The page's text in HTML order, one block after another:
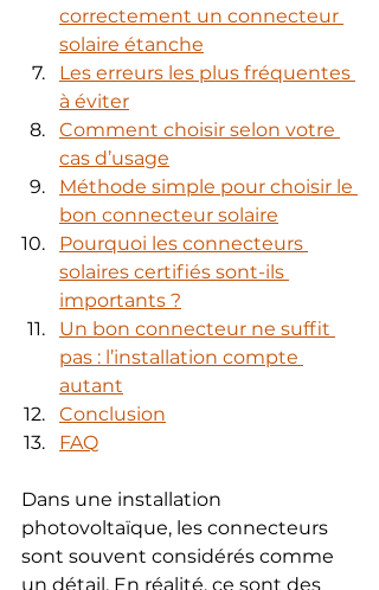
correctement un connecteur
solaire étanche
Les erreurs les plus fréquentes
à éviter
Comment choisir selon votre
cas d’usage
Méthode simple pour choisir le
bon connecteur solaire
Pourquoi les connecteurs
solaires certifiés sont-ils
importants ?
Un bon connecteur ne suffit
pas : l’installation compte
autant
Conclusion
FAQ
Dans une installation
photovoltaïque, les connecteurs
sont souvent considérés comme
un détail. En réalité, ce sont des